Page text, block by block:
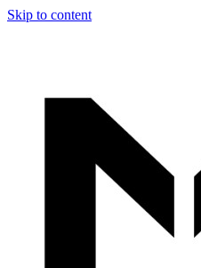
Skip to content